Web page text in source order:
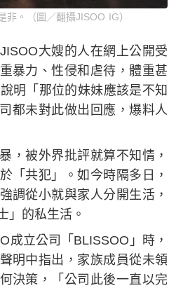
非。（圖／翻攝JISOO IG）
大嫂的人在網上公開受
暴力、性侵和虐待，體重甚
明「那位的妹妹應該是不知
都未對此做出回應，爆料人
，被外界批評就算不知情，
「共犯」。如今時隔多日，
調從小就與家人分開生活，
」的私生活。
成立公司「BLISSOO」時，
明中指出，家族成員從未領
決策，「公司此後一直以完